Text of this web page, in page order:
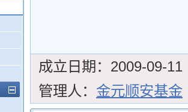
成立日期： 2009-09-11
管理人： 金元顺安基金